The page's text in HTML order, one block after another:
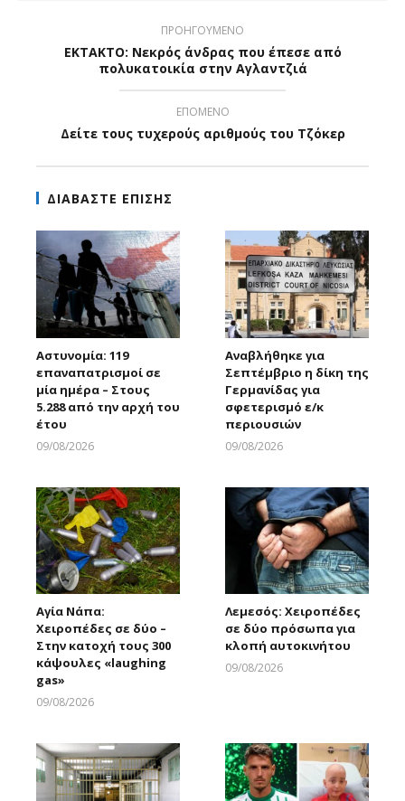
ΠΡΟΗΓΟΥΜΕΝΟ
ΕΚΤΑΚΤΟ: Νεκρός άνδρας που έπεσε από
πολυκατοικία στην Αγλαντζιά
ΕΠΟΜΕΝΟ
Δείτε τους τυχερούς αριθμούς του Τζόκερ
ΔΙΑΒΑΣΤΕ ΕΠΙΣΗΣ
Αστυνομία: 119
επαναπατρισμοί σε
μία ημέρα – Στους
5.288 από την αρχή του
έτου
09/08/2026
Αναβλήθηκε για
Σεπτέμβριο η δίκη της
Γερμανίδας για
σφετερισμό ε/κ
περιουσιών
09/08/2026
Αγία Νάπα:
Χειροπέδες σε δύο –
Στην κατοχή τους 300
κάψουλες «laughing
gas»
09/08/2026
Λεμεσός: Χειροπέδες
σε δύο πρόσωπα για
κλοπή αυτοκινήτου
09/08/2026